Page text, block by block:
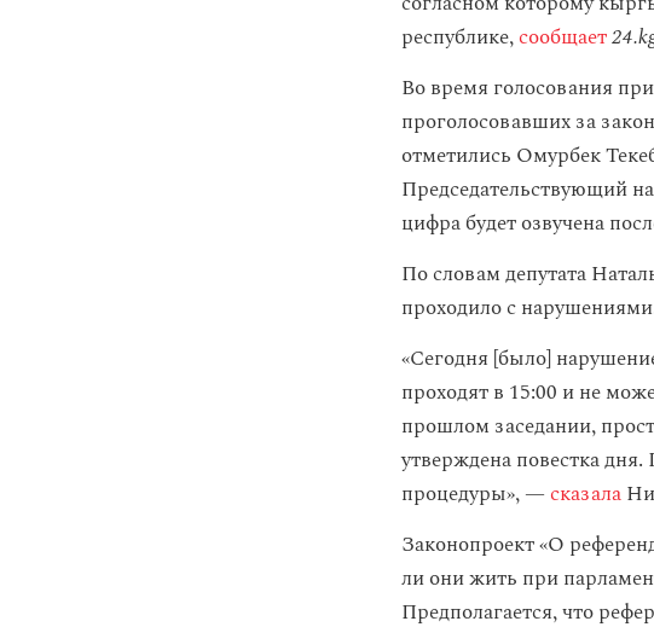
республике,сообщает
Во время голосования
проголосовавших за
отметились Омурбек
Председательствующий
цифра будет озвучена
По словам депутата
проходило с
«Сегодня [было]
проходят в 15:00 и не
прошлом заседании,
утверждена повестка дня.
процедуры», —сказала
Законопроект «О
ли они жить при
Предполагается, что